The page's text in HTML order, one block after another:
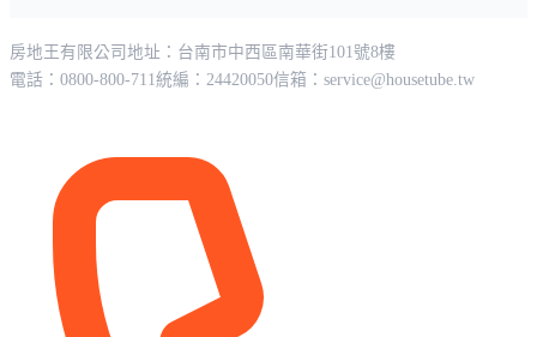
房地王有限公司 地址：台南市中西區南華街101號8樓
電話：0800-800-711統編：24420050信箱： service@housetube.tw